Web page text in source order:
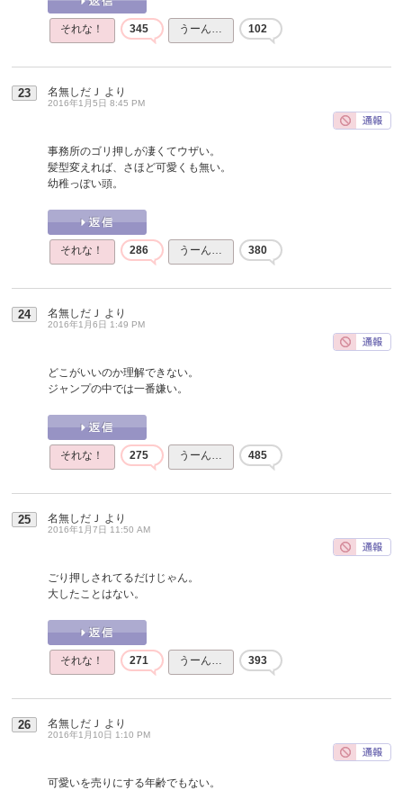
それな！ 345 うーん… 102
23 名無しだＪ より
2016年1月5日 8:45 PM
事務所のゴリ押しが凄くてウザい。
髪型変えれば、さほど可愛くも無い。
幼稚っぽい頭。
それな！ 286 うーん… 380
24 名無しだＪ より
2016年1月6日 1:49 PM
どこがいいのか理解できない。
ジャンプの中では一番嫌い。
それな！ 275 うーん… 485
25 名無しだＪ より
2016年1月7日 11:50 AM
ごり押しされてるだけじゃん。
大したことはない。
それな！ 271 うーん… 393
26 名無しだＪ より
2016年1月10日 1:10 PM
可愛いを売りにする年齢でもない。